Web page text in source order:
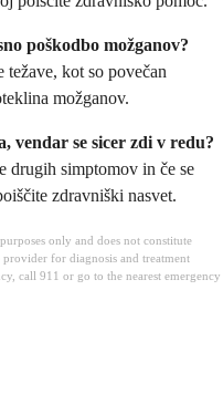
poškodbo možganov?
težave, kot so povečan
možganov.
vendar se sicer zdi v redu?
drugih simptomov in če se
zdravniški nasvet.
only and does not constitute
for diagnosis and treatment
call 911 or go to the nearest emergency